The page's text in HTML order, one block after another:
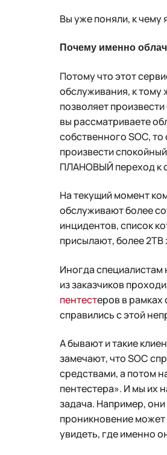
Вы уже поняли, к чему
Почему именно
Потому что этот
обслуживания, к тому
позволяет
вы рассматриваете
собственного SOC,
произвести
ПЛАНОВЫЙ переход к
На текущий момент
обслуживают более
инцидентов, список
присылают, более 2TB
Иногда специалистам
из заказчиков
пентестеров в рамках
справились с этой
А бывают и такие
замечают, что SOC
средствами, а потом
пентестера». И мы их
задача. Например,
проникновение может
увидеть, где именно